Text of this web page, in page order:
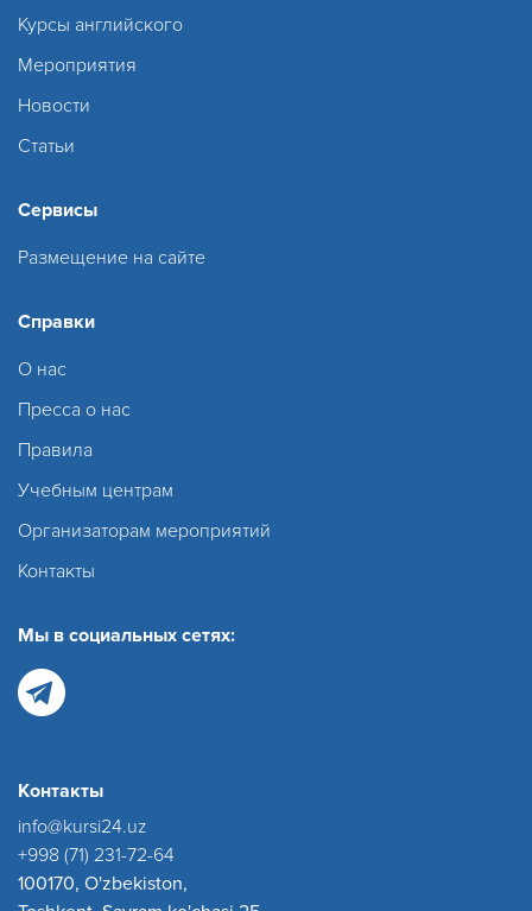
Курсы английского
Мероприятия
Новости
Статьи
Сервисы
Размещение на сайте
Справки
О нас
Пресса о нас
Правила
Учебным центрам
Организаторам мероприятий
Контакты
Мы в социальных сетях:
Контакты
info@kursi24.uz
+998 (71) 231-72-64
100170, O'zbekiston,